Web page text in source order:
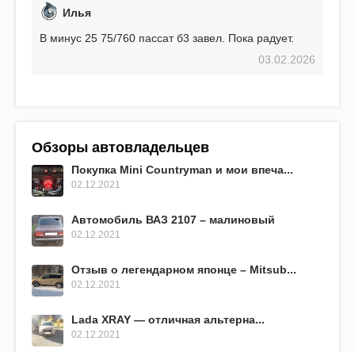
Илья
В минус 25 75/760 пассат б3 завел. Пока радует.
03.02.2026
Обзоры автовладельцев
Покупка Mini Countryman и мои впеча...
02.12.2021
Автомобиль ВАЗ 2107 – малиновый
02.12.2021
Отзыв о легендарном японце – Mitsub...
02.12.2021
Lada XRAY — отличная альтерна...
02.12.2021